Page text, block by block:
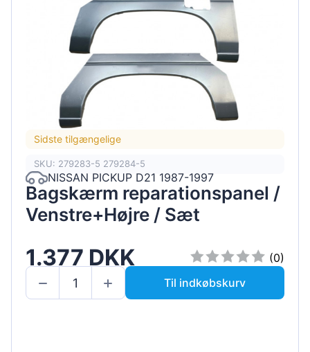
Sidste tilgængelige
SKU: 279283-5 279284-5
NISSAN PICKUP D21 1987-1997
Bagskærm reparationspanel /
Venstre+Højre / Sæt
1.377 DKK
(0)
Til indkøbskurv